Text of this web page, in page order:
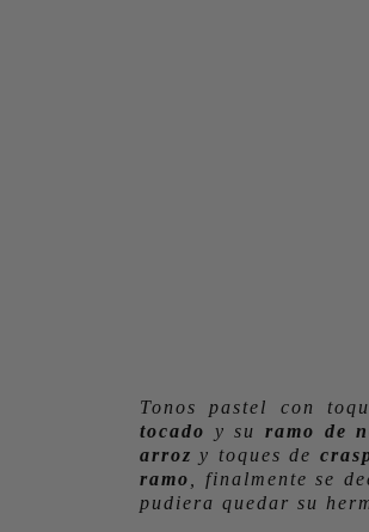
Tonos pastel con
tocado y su ramo de
arroz y toques de
ramo
, finalmente se
pudiera quedar su